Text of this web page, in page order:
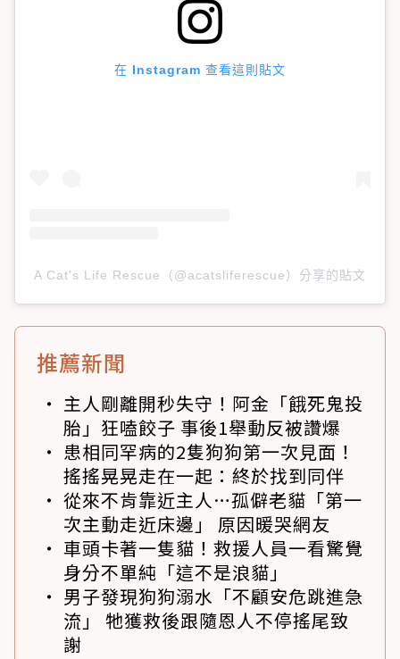
在 Instagram 查看這則貼文
A Cat's Life Rescue（@acatsliferescue）分享的貼文
推薦新聞
主人剛離開秒失守！阿金「餓死鬼投
胎」狂嗑餃子 事後1舉動反被讚爆
患相同罕病的2隻狗狗第一次見面！
搖搖晃晃走在一起：終於找到同伴
從來不肯靠近主人…孤僻老貓「第一
次主動走近床邊」 原因暖哭網友
車頭卡著一隻貓！救援人員一看驚覺
身分不單純「這不是浪貓」
男子發現狗狗溺水「不顧安危跳進急
流」 牠獲救後跟隨恩人不停搖尾致
謝